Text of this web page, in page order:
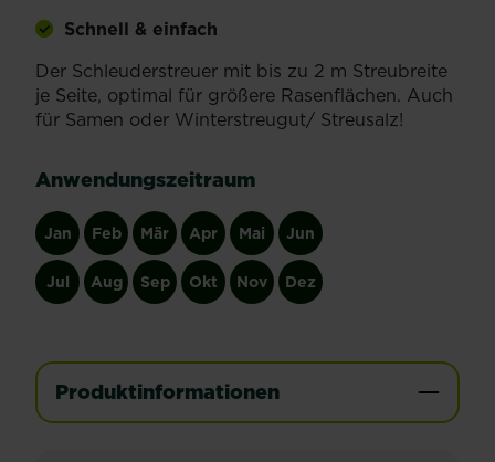
Schnell & einfach
Der Schleuderstreuer mit bis zu 2 m Streubreite
je Seite, optimal für größere Rasenflächen. Auch
für Samen oder Winterstreugut/ Streusalz!
Anwendungszeitraum
Jan Feb Mär Apr Mai Jun
Jul Aug Sep Okt Nov Dez
Produktinformationen